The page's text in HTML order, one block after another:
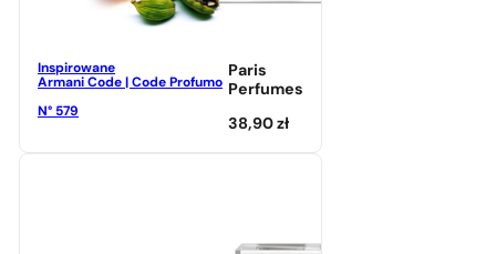
Inspirowane
Armani Code | Code Profumo
N° 579
Paris
Perfumes
38,90zł